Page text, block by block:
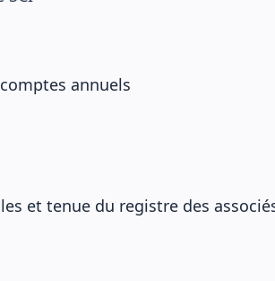
annuels
et tenue du registre des